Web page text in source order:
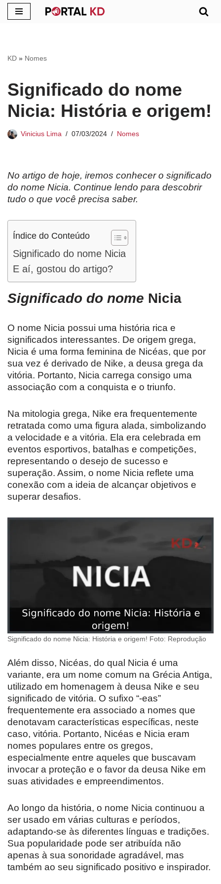
conteúdo
KD » Nomes
Significado do nome
Nicia: História e origem!
Vinicius Lima 07/03/2024 Nomes
No artigo de hoje, iremos conhecer o significado
do nome Nicia. Continue lendo para descobrir
tudo o que você precisa saber.
Índice do Conteúdo
Significado do nome Nicia
E aí, gostou do artigo?
Significado do nome Nicia
O nome Nicia possui uma história rica e
significados interessantes. De origem grega,
Nicia é uma forma feminina de Nicéas, que por
sua vez é derivado de Nike, a deusa grega da
vitória. Portanto, Nicia carrega consigo uma
associação com a conquista e o triunfo.
Na mitologia grega, Nike era frequentemente
retratada como uma figura alada, simbolizando
a velocidade e a vitória. Ela era celebrada em
eventos esportivos, batalhas e competições,
representando o desejo de sucesso e
superação. Assim, o nome Nicia reflete uma
conexão com a ideia de alcançar objetivos e
superar desafios.
Significado do nome Nicia: História e origem! Foto: Reprodução
Além disso, Nicéas, do qual Nicia é uma
variante, era um nome comum na Grécia Antiga,
utilizado em homenagem à deusa Nike e seu
significado de vitória. O sufixo “-eas”
frequentemente era associado a nomes que
denotavam características específicas, neste
caso, vitória. Portanto, Nicéas e Nicia eram
nomes populares entre os gregos,
especialmente entre aqueles que buscavam
invocar a proteção e o favor da deusa Nike em
suas atividades e empreendimentos.
Ao longo da história, o nome Nicia continuou a
ser usado em várias culturas e períodos,
adaptando-se às diferentes línguas e tradições.
Sua popularidade pode ser atribuída não
apenas à sua sonoridade agradável, mas
também ao seu significado positivo e inspirador.